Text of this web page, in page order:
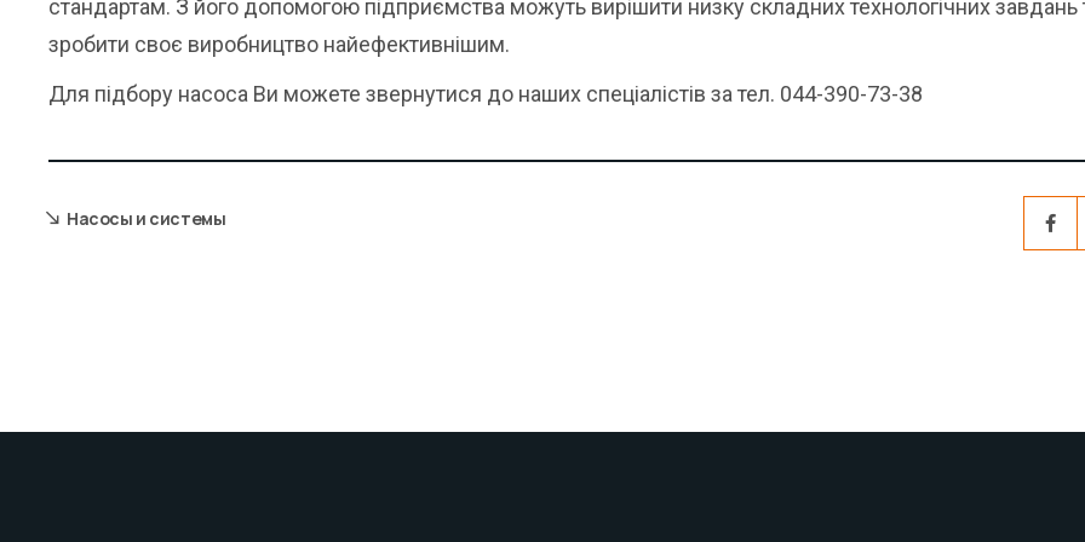
стандартам. З його допомогою підприємства можуть вирішити низку складних технологічних завдань
зробити своє виробництво найефективнішим.
Для підбору насоса Ви можете звернутися до наших спеціалістів за тел. 044-390-73-38
Насосы и системы